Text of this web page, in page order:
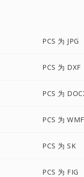
PCS 为 JPG
PCS 为 DXF
PCS 为
PCS 为 WMF
PCS 为 SK
PCS 为 FIG